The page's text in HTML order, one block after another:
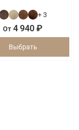
+ 3
От 4 940 ₽
Выбрать